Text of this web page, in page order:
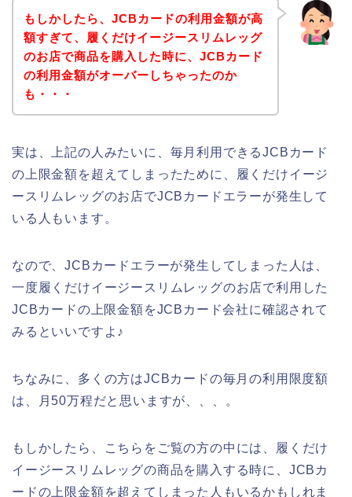
もしかしたら、JCBカードの利用金額が高
額すぎて、履くだけイージースリムレッグ
のお店で商品を購入した時に、JCBカード
の利用金額がオーバーしちゃったのか
も・・・
実は、上記の人みたいに、毎月利用できるJCBカード
の上限金額を超えてしまったために、履くだけイージ
ースリムレッグのお店でJCBカードエラーが発生して
いる人もいます。
なので、JCBカードエラーが発生してしまった人は、
一度履くだけイージースリムレッグのお店で利用した
JCBカードの上限金額をJCBカード会社に確認されて
みるといいですよ♪
ちなみに、多くの方はJCBカードの毎月の利用限度額
は、月50万程だと思いますが、、、。
もしかしたら、こちらをご覧の方の中には、履くだけ
イージースリムレッグの商品を購入する時に、JCBカ
ードの上限金額を超えてしまった人もいるかもしれま